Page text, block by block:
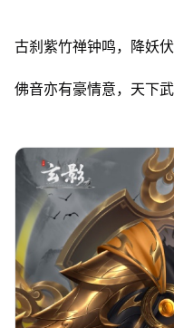
古刹紫竹禅钟鸣，降妖
佛音亦有豪情意，天下